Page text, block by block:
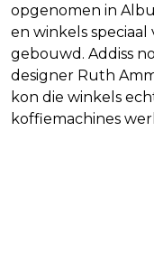
opgenomen in
en winkels
gebouwd. Addiss
designer Ruth
kon die winkels
koffiemachines